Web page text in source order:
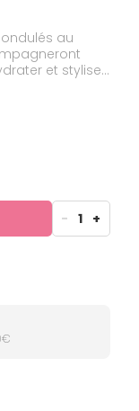
au
et styliser,
vous !
100ml - Kurl
- 1 +